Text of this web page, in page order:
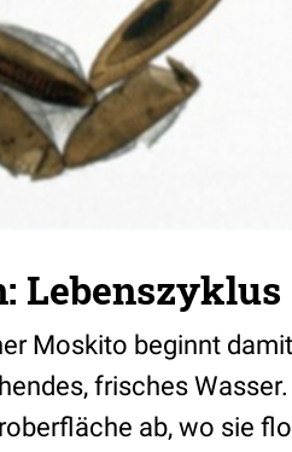
Lebenszyklus
Moskito beginnt
frisches
ab, wo sie